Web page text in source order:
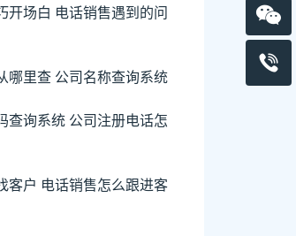
开场白 电话销售遇到的问
哪里查 公司名称查询系统
查询系统 公司注册电话怎
客户 电话销售怎么跟进客